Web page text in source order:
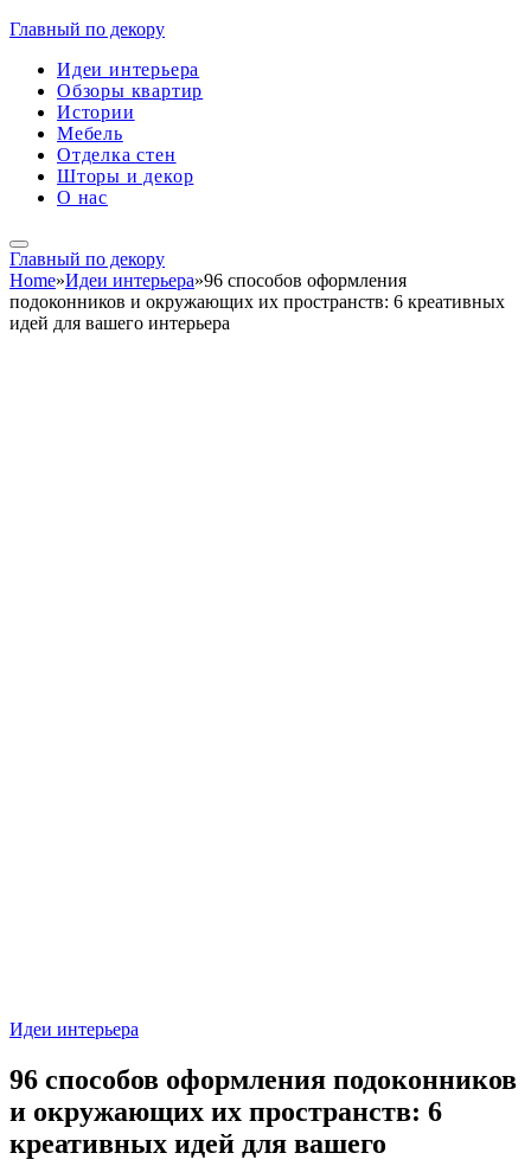
Главный по декору
Идеи интерьера
Обзоры квартир
Истории
Мебель
Отделка стен
Шторы и декор
О нас
Главный по декору
Home»Идеи интерьера»96 способов оформления
подоконников и окружающих их пространств: 6 креативных
идей для вашего интерьера
Идеи интерьера
96 способов оформления подоконников
и окружающих их пространств: 6
креативных идей для вашего